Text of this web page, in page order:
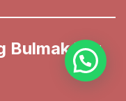
Bulmak Zor